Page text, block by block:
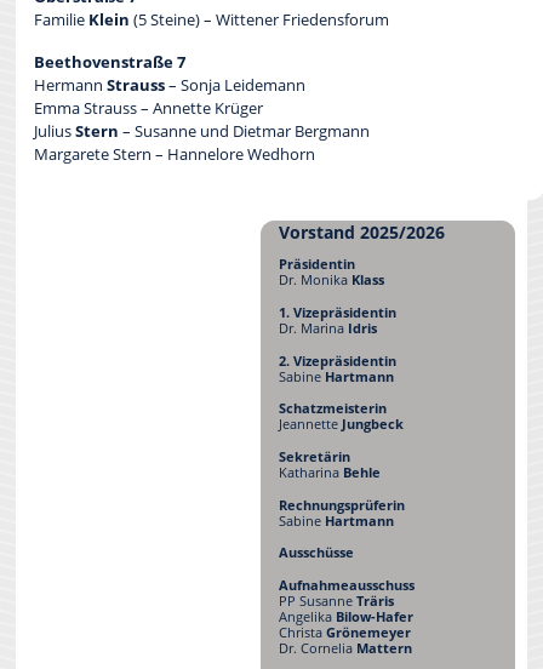
Familie Klein (5 Steine) – Wittener Friedensforum
Beethovenstraße 7
HermannStrauss– Sonja Leidemann
Emma Strauss – Annette Krüger
JuliusStern – Susanne und Dietmar Bergmann
Margarete Stern – Hannelore Wedhorn
Vorstand 2025/2026
Präsidentin
Dr. Monika Klass
1. Vizepräsidentin
Dr. Marina Idris
2. Vizepräsidentin
SabineHartmann
Schatzmeisterin
Jeannette Jungbeck
Sekretärin
Katharina Behle
Rechnungsprüferin
Sabine Hartmann
Ausschüsse
Aufnahmeausschuss
PP Susanne Träris
Angelika Bilow-Hafer
Christa Grönemeyer
Dr. Cornelia Mattern